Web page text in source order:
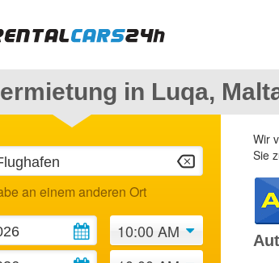
in Luqa,
Wir
Sie
an einem anderen Ort
10:00 AM